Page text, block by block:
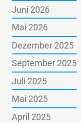
Juni 2026
Mai 2026
Dezember 2025
September 2025
Juli 2025
Mai 2025
April 2025